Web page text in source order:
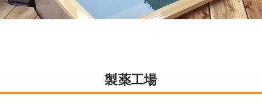
電気ヒーター浴槽保温 SHSシリーズ
ろ過装置導入実績
FAQ
製薬工場